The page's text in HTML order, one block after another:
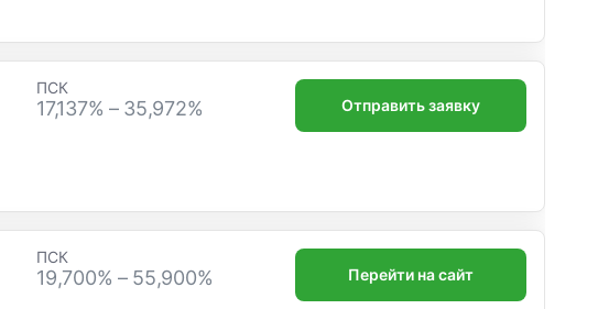
ПСК
17,137% – 35,972% Отправить заявку
ПСК
19,700% – 55,900% Перейти на сайт